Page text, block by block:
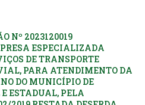
Nº 2023120019
ESPECIALIZADA
DE TRANSPORTE
PARA ATENDIMENTO DA
DO MUNICÍPIO DE
ESTADUAL, PELA